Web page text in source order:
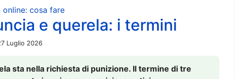
cosa fare
e querela: i termini
Luglio 2026
sta nella richiesta di punizione. Il termine di tre